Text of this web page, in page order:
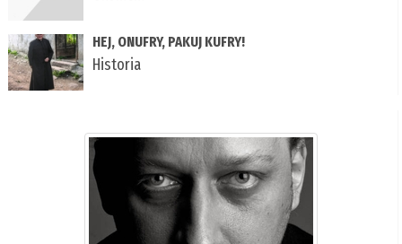
HEJ, ONUFRY, PAKUJ KUFRY!
Historia